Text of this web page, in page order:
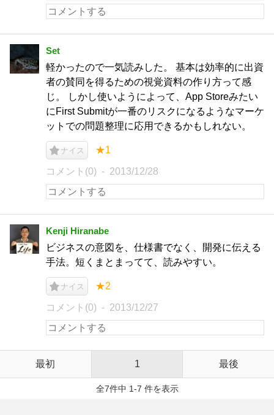
Set
軽かったので一気読みした。 基本は効率的に出資
者の賛同を得るための視覚資料の作り方って感
じ。 しかし使いようによって、App Storeみたい
にFirst Submitが一番のリスクになるようなマーケ
ットでの問題整理に応用できるかもしれない。
ナイス ★1
コメント(0) 2013/12/28
Kenji Hiranabe
ビジネスの意図を、仕様書でなく、開発に伝える
手法。短くまとまってて、読みやすい。
ナイス ★2
コメント(0) 2013/12/27
最初 1 最後
全7件中 1-7 件を表示